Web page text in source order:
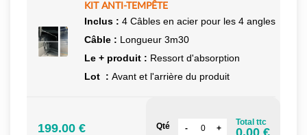
KIT ANTI-TEMPÊTE
Inclus : 4 Câbles en acier pour les 4 angles
Câble : Longueur 3m30
Le + produit : Ressort d'absorption
Lot : Avant et l'arrière du produit
199.00 € Qté Total ttc
0.00 €